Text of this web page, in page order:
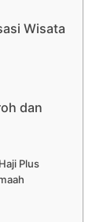
Wisata
dan
Plus